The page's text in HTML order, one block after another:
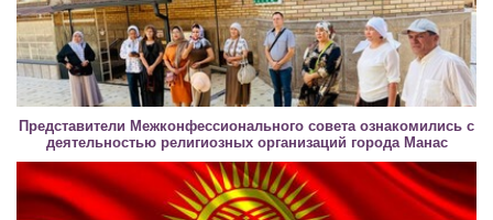
Представители Межконфессионального совета ознакомились с
деятельностью религиозных организаций города Манас